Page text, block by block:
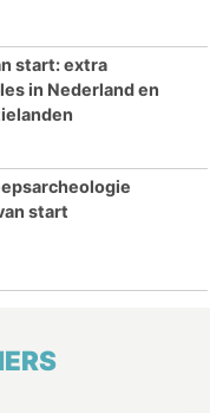
start: extra
in Nederland en
start